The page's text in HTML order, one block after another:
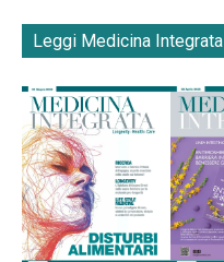
Leggi Medicina Integrata